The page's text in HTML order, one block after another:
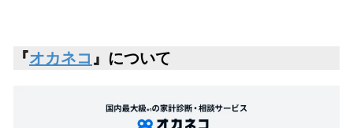
『オカネコ 』について